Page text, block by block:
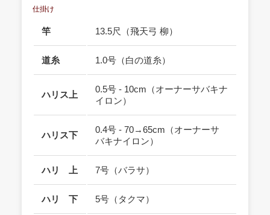
仕掛け
竿 13.5尺（飛天弓 柳）
道糸 1.0号（白の道糸）
ハリス上
0.5号 - 10cm（オーナーサバキナ
イロン）
ハリス下
0.4号 - 70→65cm（オーナーサ
バキナイロン）
ハリ 上 7号（バラサ）
ハリ 下 5号（タクマ）